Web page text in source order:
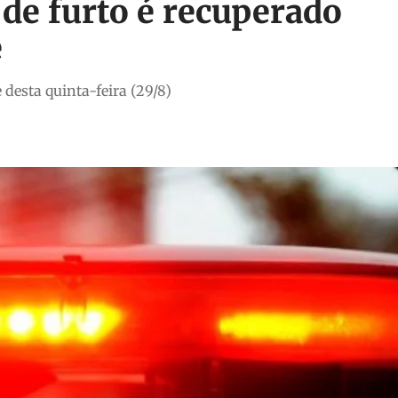
furto é recuperado
quinta-feira (29/8)